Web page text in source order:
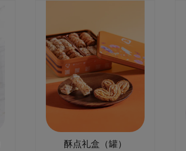
酥点礼盒（罐）